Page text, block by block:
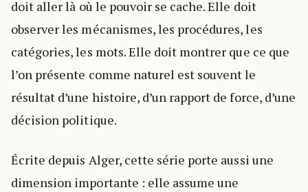
doit aller là où le pouvoir se cache. Elle doit
observer les mécanismes, les procédures, les
catégories, les mots. Elle doit montrer que ce que
l’on présente comme naturel est souvent le
résultat d’une histoire, d’un rapport de force, d’une
décision politique.
Écrite depuis Alger, cette série porte aussi une
dimension importante : elle assume une